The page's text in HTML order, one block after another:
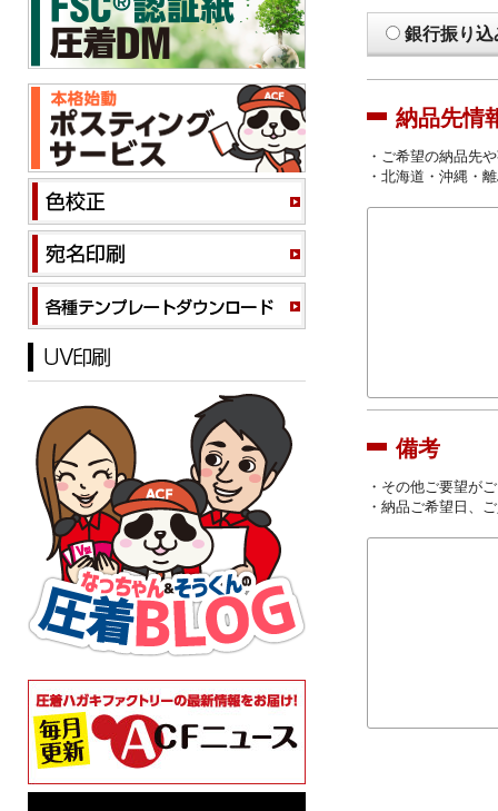
銀行振り込
納品先情
・ご希望の納品先
・北海道・沖縄・
備考
・その他ご要望が
・納品ご希望日、